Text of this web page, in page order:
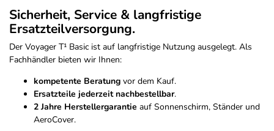
Sicherheit, Service & langfristige
Ersatzteilversorgung.
Der Voyager T¹ Basic ist auf langfristige Nutzung ausgelegt. Als
Fachhändler bieten wir Ihnen:
kompetente Beratung vor dem Kauf.
Ersatzteile jederzeit nachbestellbar.
2 Jahre Herstellergarantie auf Sonnenschirm, Ständer und
AeroCover.